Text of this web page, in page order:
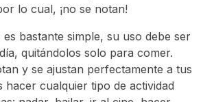
lo cual, ¡no se notan!
es bastante simple, su uso debe ser
quitándolos solo para comer.
y se ajustan perfectamente a tus
hacer cualquier tipo de actividad